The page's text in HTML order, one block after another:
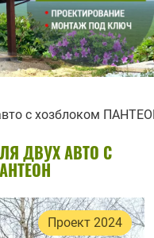
с хозблоком
ДВУХ АВТО С
Проект 2024